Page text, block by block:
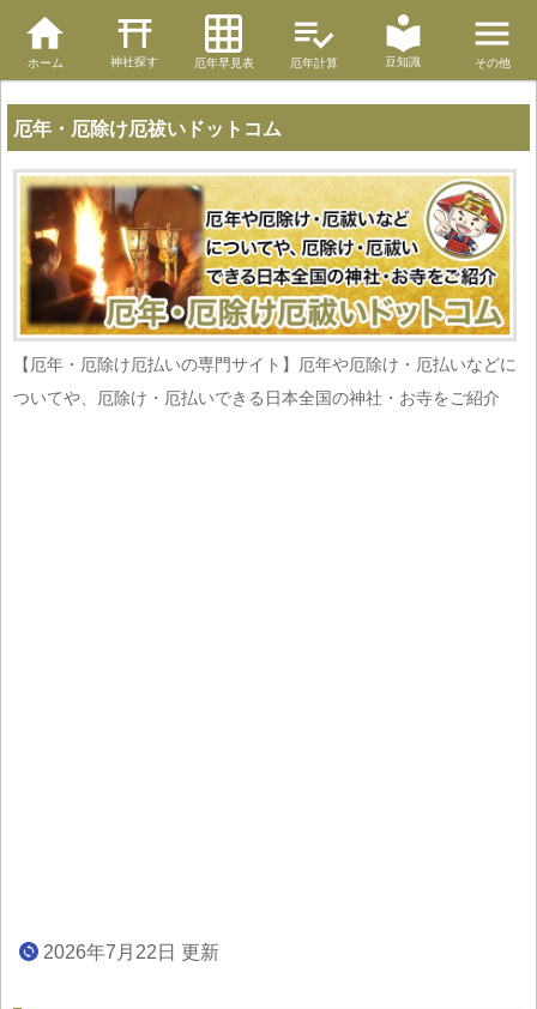
ホーム 神社探す 厄年早見表 厄年計算 豆知識 その他
厄年・厄除け厄祓いドットコム
【厄年・厄除け厄払いの専門サイト】厄年や厄除け・厄払いなどに
ついてや、厄除け・厄払いできる日本全国の神社・お寺をご紹介
2026年7月22日 更新